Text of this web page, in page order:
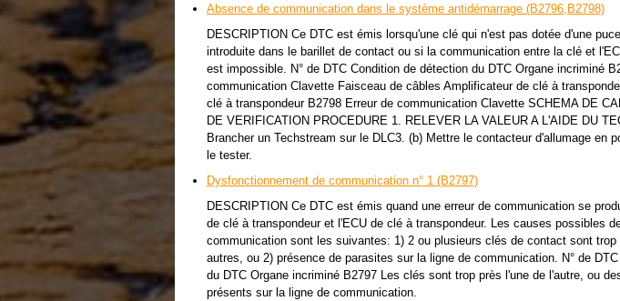
Absence de communication dans le système antidémarrage (B2796,B2798)
DESCRIPTION Ce DTC est émis lorsqu'une clé qui n'est pas dotée d'une
introduite dans le barillet de contact ou si la communication entre la clé et
est impossible. N° de DTC Condition de détection du DTC Organe incriminé
communication Clavette Faisceau de câbles Amplificateur de clé à
clé à transpondeur B2798 Erreur de communication Clavette SCHEMA DE
DE VERIFICATION PROCEDURE 1. RELEVER LA VALEUR A L'AIDE DU
Brancher un Techstream sur le DLC3. (b) Mettre le contacteur d'allumage en
le tester.
Dysfonctionnement de communication n° 1 (B2797)
DESCRIPTION Ce DTC est émis quand une erreur de communication se
de clé à transpondeur et l'ECU de clé à transpondeur. Les causes possibles
communication sont les suivantes: 1) 2 ou plusieurs clés de contact sont trop
autres, ou 2) présence de parasites sur la ligne de communication. N° de
du DTC Organe incriminé B2797 Les clés sont trop près l'une de l'autre, ou
présents sur la ligne de communication.